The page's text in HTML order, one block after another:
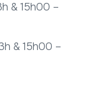
& 15h00 –
& 15h00 –